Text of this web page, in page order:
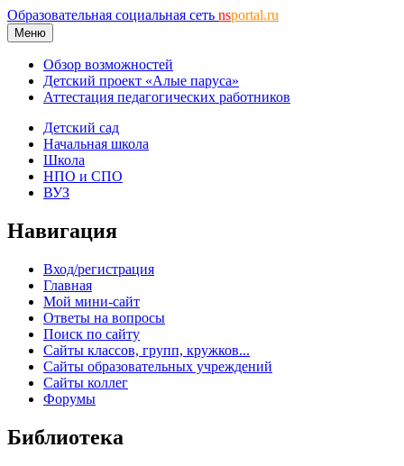
Образовательная социальная сеть nsportal.ru
Меню
Обзор возможностей
Детский проект «Алые паруса»
Аттестация педагогических работников
Детский сад
Начальная школа
Школа
НПО и СПО
ВУЗ
Навигация
Вход/регистрация
Главная
Мой мини-сайт
Ответы на вопросы
Поиск по сайту
Сайты классов, групп, кружков...
Сайты образовательных учреждений
Сайты коллег
Форумы
Библиотека